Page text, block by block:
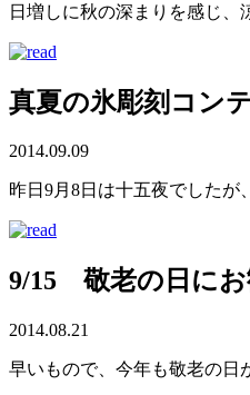
日増しに秋の深まりを感じ
真夏の氷彫刻コ
2014.09.09
昨日9月8日は十五夜でした
9/15 敬老の日に
2014.08.21
早いもので、今年も敬老の